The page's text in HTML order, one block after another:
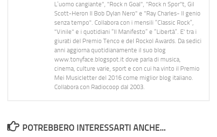
L’uomo cangiante", "Rock n Goal", "Rock n Spor"t, Gil
Scott-Heron Il Bob Dylan Nero" e "Ray Charles- Il genio
senza tempo". Collabora con i mensili “Classic Rock”,
"Vinile" e i quotidiani “Il Manifesto” e “Libertà”. E' tra i
giurati del Premio Tenco e del Rockol Awards. Da sedici
anni aggiorna quotidianamente il suo blog
www.tonyface.blogspot.it dove parla di musica,
cinema, culture varie, sport e con cui ha vinto il Premio
Mei Musicletter del 2016 come miglior blog italiano.
Collabora con Radiocoop dal 2003.
POTREBBERO INTERESSARTI ANCHE...